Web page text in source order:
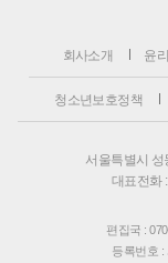
회사소개 윤
청소년보호정책
서울특별시 성
대표전화
편집국 :
등록번호 :